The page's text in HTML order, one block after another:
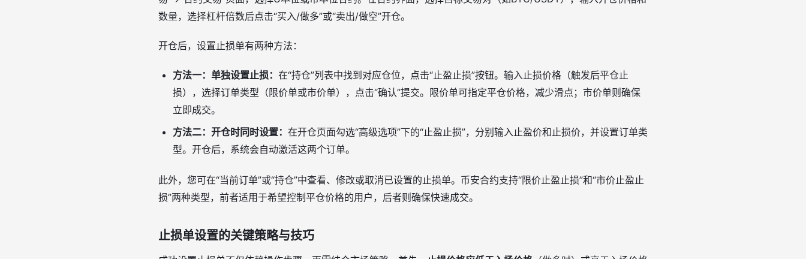
数量，选择杠杆倍数后点击“买入/做多”或“卖出/做空”开仓。
开仓后，设置止损单有两种方法：
方法一：单独设置止损： 在“持仓”列表中找到对应仓位，点击“止盈止损”按钮。输入止损价格（触发后平仓止
损），选择订单类型（限价单或市价单），点击“确认”提交。限价单可指定平仓价格，减少滑点；市价单则确保
立即成交。
方法二：开仓时同时设置： 在开仓页面勾选“高级选项”下的“止盈止损”，分别输入止盈价和止损价，并设置订单类
型。开仓后，系统会自动激活这两个订单。
此外，您可在“当前订单”或“持仓”中查看、修改或取消已设置的止损单。币安合约支持“限价止盈止损”和“市价止盈止
损”两种类型，前者适用于希望控制平仓价格的用户，后者则确保快速成交。
止损单设置的关键策略与技巧